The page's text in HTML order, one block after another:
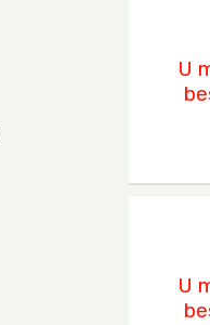
U
U
U
U